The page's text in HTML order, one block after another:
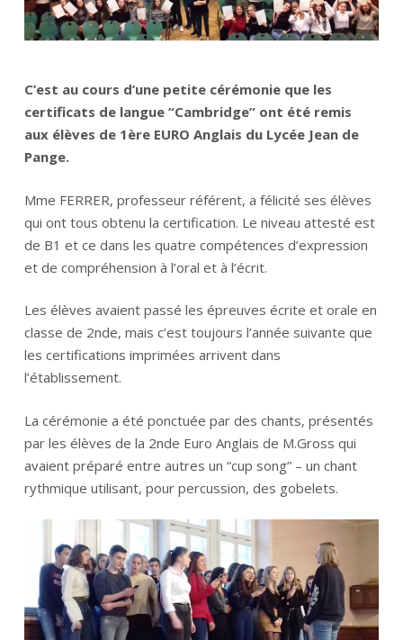
C’est au cours d’une petite cérémonie que les
certificats de langue “Cambridge” ont été remis
aux élèves de 1ère EURO Anglais du Lycée Jean de
Pange.
Mme FERRER, professeur référent, a félicité ses élèves
qui ont tous obtenu la certification. Le niveau attesté est
de B1 et ce dans les quatre compétences d’expression
et de compréhension à l’oral et à l’écrit.
Les élèves avaient passé les épreuves écrite et orale en
classe de 2nde, mais c’est toujours l’année suivante que
les certifications imprimées arrivent dans
l’établissement.
La cérémonie a été ponctuée par des chants, présentés
par les élèves de la 2nde Euro Anglais de M.Gross qui
avaient préparé entre autres un “cup song” – un chant
rythmique utilisant, pour percussion, des gobelets.